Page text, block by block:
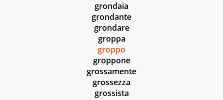
grondaia
grondante
grondare
groppa
groppo
groppone
grossamente
grossezza
grossista